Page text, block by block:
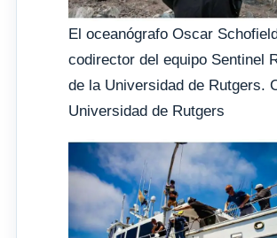
El oceanógrafo Oscar
codirector del equipo Sentinel
de la Universidad de Rutgers.
Universidad de Rutgers